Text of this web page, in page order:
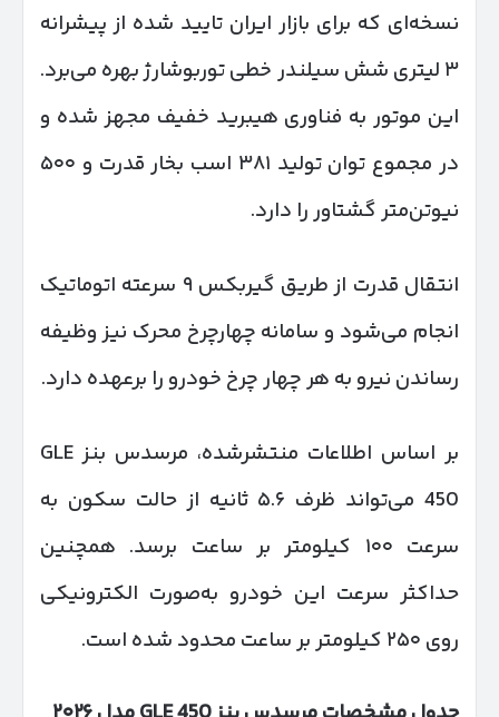
نسخه‌ای که برای بازار ایران تایید شده از پیشرانه
۳ لیتری شش سیلندر خطی توربوشارژ بهره می‌برد.
این موتور به فناوری هیبرید خفیف مجهز شده و
در مجموع توان تولید ۳۸۱ اسب بخار قدرت و ۵۰۰
نیوتن‌متر گشتاور را دارد.
انتقال قدرت از طریق گیربکس ۹ سرعته اتوماتیک
انجام می‌شود و سامانه چهارچرخ محرک نیز وظیفه
رساندن نیرو به هر چهار چرخ خودرو را برعهده دارد.
بر اساس اطلاعات منتشرشده، مرسدس بنز GLE
450 می‌تواند ظرف ۵.۶ ثانیه از حالت سکون به
سرعت ۱۰۰ کیلومتر بر ساعت برسد. همچنین
حداکثر سرعت این خودرو به‌صورت الکترونیکی
روی ۲۵۰ کیلومتر بر ساعت محدود شده است.